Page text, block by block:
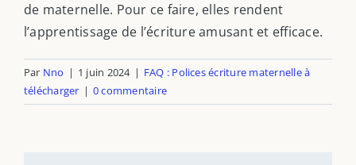
de maternelle. Pour ce faire, elles rendent
l’apprentissage de l’écriture amusant et efficace.
Par Nno | 1 juin 2024 | FAQ : Polices écriture maternelle à
télécharger | 0 commentaire